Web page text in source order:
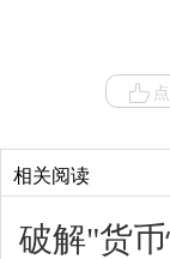
相关阅读
破解"货